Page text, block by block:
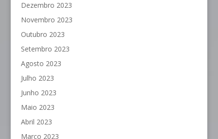
Dezembro 2023
Novembro 2023
Outubro 2023
Setembro 2023
Agosto 2023
Julho 2023
Junho 2023
Maio 2023
Abril 2023
Março 2023